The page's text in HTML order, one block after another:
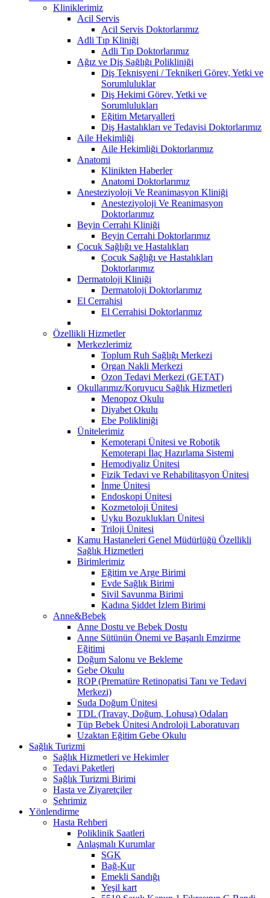
Kliniklerimiz
Acil Servis
Acil Servis Doktorlarımız
Adli Tıp Kliniği
Adli Tıp Doktorlarımız
Ağız ve Diş Sağlığı Polikliniği
Diş Teknisyeni / Teknikeri Görev, Yetki ve
Sorumluluklar
Diş Hekimi Görev, Yetki ve
Sorumlulukları
Eğitim Metaryalleri
Diş Hastalıkları ve Tedavisi Doktorlarımız
Aile Hekimliği
Aile Hekimliği Doktorlarımız
Anatomi
Klinikten Haberler
Anatomi Doktorlarımız
Anesteziyoloji Ve Reanimasyon Kliniği
Anesteziyoloji Ve Reanimasyon
Doktorlarımız
Beyin Cerrahi Kliniği
Beyin Cerrahi Doktorlarımız
Çocuk Sağlığı ve Hastalıkları
Çocuk Sağlığı ve Hastalıkları
Doktorlarımız
Dermatoloji Kliniği
Dermatoloji Doktorlarımız
El Cerrahisi
El Cerrahisi Doktorlarımız
Özellikli Hizmetler
Merkezlerimiz
Toplum Ruh Sağlığı Merkezi
Organ Nakli Merkezi
Ozon Tedavi Merkezi (GETAT)
Okullarımız/Koruyucu Sağlık Hizmetleri
Menopoz Okulu
Diyabet Okulu
Ebe Polikliniği
Ünitelerimiz
Kemoterapi Ünitesi ve Robotik
Kemoterapi İlaç Hazırlama Sistemi
Hemodiyaliz Ünitesi
Fizik Tedavi ve Rehabilitasyon Ünitesi
İnme Ünitesi
Endoskopi Ünitesi
Kozmetoloji Ünitesi
Uyku Bozuklukları Ünitesi
Triloji Ünitesi
Kamu Hastaneleri Genel Müdürlüğü Özellikli
Sağlık Hizmetleri
Birimlerimiz
Eğitim ve Arge Birimi
Evde Sağlık Birimi
Sivil Savunma Birimi
Kadına Şiddet İzlem Birimi
Anne&Bebek
Anne Dostu ve Bebek Dostu
Anne Sütünün Önemi ve Başarılı Emzirme
Eğitimi
Doğum Salonu ve Bekleme
Gebe Okulu
ROP (Prematüre Retinopatisi Tanı ve Tedavi
Merkezi)
Suda Doğum Ünitesi
TDL (Travay, Doğum, Lohusa) Odaları
Tüp Bebek Ünitesi Androloji Laboratuvarı
Uzaktan Eğitim Gebe Okulu
Sağlık Turizmi
Sağlık Hizmetleri ve Hekimler
Tedavi Paketleri
Sağlık Turizmi Birimi
Hasta ve Ziyaretçiler
Şehrimiz
Yönlendirme
Hasta Rehberi
Poliklinik Saatleri
Anlaşmalı Kurumlar
SGK
Bağ-Kur
Emekli Sandığı
Yeşil kart